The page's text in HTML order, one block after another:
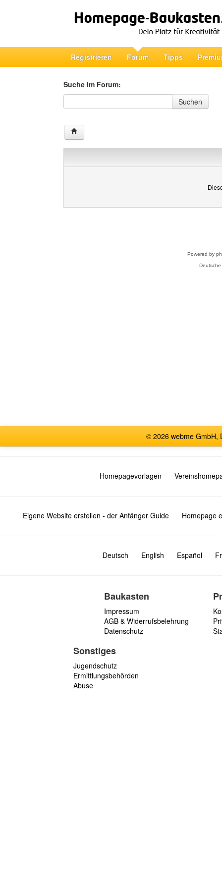
Registrieren Forum Tipps
Suche im Forum:
Suche im Forum
Suchen
Powered by
© 2026 webme GmbH,
Homepagevorlagen
Eigene Website erstellen - der Anfänger Guide Homepage
Deutsch English Español
Baukasten
Impressum
AGB & Widerrufsbelehrung
Datenschutz
Sonstiges
Jugendschutz
Ermittlungsbehörden
Abuse